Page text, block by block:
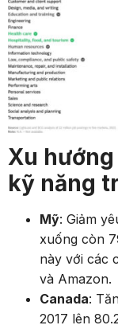
Xu
kỹ năng
Mỹ: Giảm
xuống còn
này với các
và Amazon.
Canada:
2017 lên